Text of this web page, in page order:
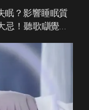
眠？影響睡眠質
忌！聽歌瞓覺都